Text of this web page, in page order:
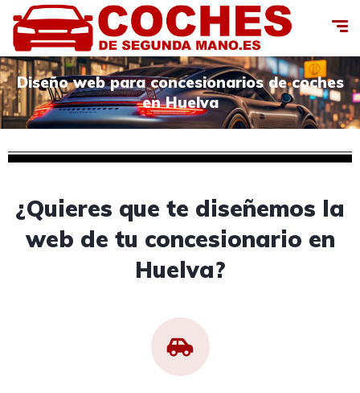
Diseño web para concesionarios de coches
en Huelva
¿Quieres que te diseñemos la
web de tu concesionario en
Huelva?